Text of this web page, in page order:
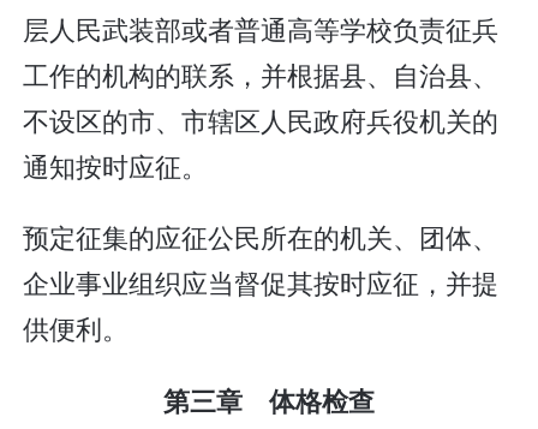
层人民武装部或者普通高等学校负责征兵
工作的机构的联系，并根据县、自治县、
不设区的市、市辖区人民政府兵役机关的
通知按时应征。
预定征集的应征公民所在的机关、团体、
企业事业组织应当督促其按时应征，并提
供便利。
第三章 体格检查